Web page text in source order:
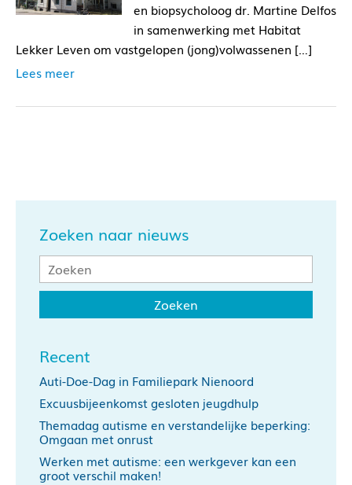
en biopsycholoog dr. Martine Delfos
in samenwerking met Habitat
Lekker Leven om vastgelopen (jong)volwassenen […]
Lees meer
Zoeken naar nieuws
Recent
Auti-Doe-Dag in Familiepark Nienoord
Excuusbijeenkomst gesloten jeugdhulp
Themadag autisme en verstandelijke beperking:
Omgaan met onrust
Werken met autisme: een werkgever kan een
groot verschil maken!